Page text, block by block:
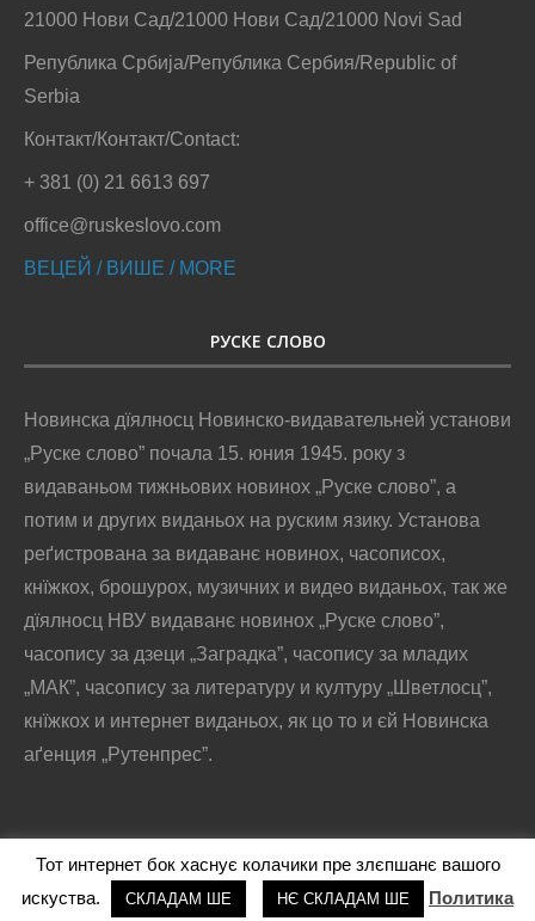
21000 Нови Сад/21000 Нови Сад/21000 Novi Sad
Република Србија/Република Сербия/Republic of
Serbia
Контакт/Контакт/Contact:
+ 381 (0) 21 6613 697
office@ruskeslovo.com
ВЕЦЕЙ / ВИШЕ / MORE
РУСКЕ СЛОВО
Новинска дїялносц Новинско-видавательней установи
„Руске слово” почала 15. юния 1945. року з
видаваньом тижньових новинох „Руске слово”, а
потим и других виданьох на руским язику. Установа
реґистрована за видаванє новинох, часописох,
кнїжкох, брошурох, музичних и видео виданьох, так же
дїялносц НВУ видаванє новинох „Руске слово”,
часопису за дзеци „Заградка”, часопису за младих
„МАК”, часопису за литературу и културу „Шветлосц”,
кнїжкох и интернет виданьох, як цо то и єй Новинска
аґенция „Рутенпрес”.
@2016 - РУСКЕ СЛОВО
Тот интернет бок хаснує колачики пре злєпшанє вашого
искуства.
СКЛАДАМ ШЕ НЄ СКЛАДАМ ШЕ Политика